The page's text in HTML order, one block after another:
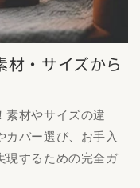
・サイズから
素材やサイズの違
カバー選び、お手入
現するための完全ガ